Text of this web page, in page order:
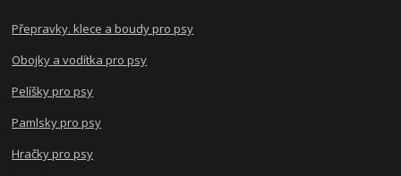
Přepravky. klece a boudy pro psy
Obojky a vodítka pro psy
Pelíšky pro psy
Pamlsky pro psy
Hračky pro psy